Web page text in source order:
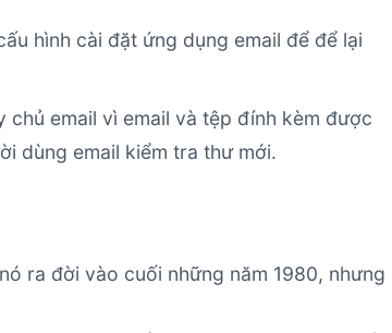
hình cài đặt ứng dụng email để để lại
email vì email và tệp đính kèm được
dùng email kiểm tra thư mới.
ra đời vào cuối những năm 1980, nhưng